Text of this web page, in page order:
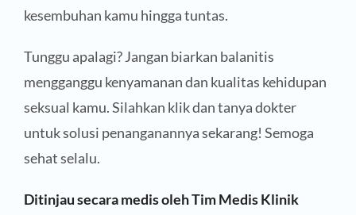
kesembuhan kamu hingga tuntas.
Tunggu apalagi? Jangan biarkan balanitis
mengganggu kenyamanan dan kualitas kehidupan
seksual kamu. Silahkan klik dan tanya dokter
untuk solusi penanganannya sekarang! Semoga
sehat selalu.
Ditinjau secara medis oleh Tim Medis Klinik